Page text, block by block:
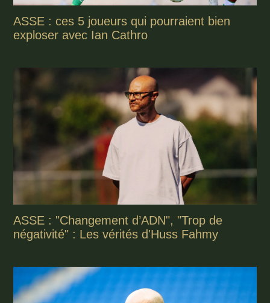
ASSE : ces 5 joueurs qui pourraient bien
exploser avec Ian Cathro
ASSE : "Changement d’ADN", "Trop de
négativité" : Les vérités d'Huss Fahmy